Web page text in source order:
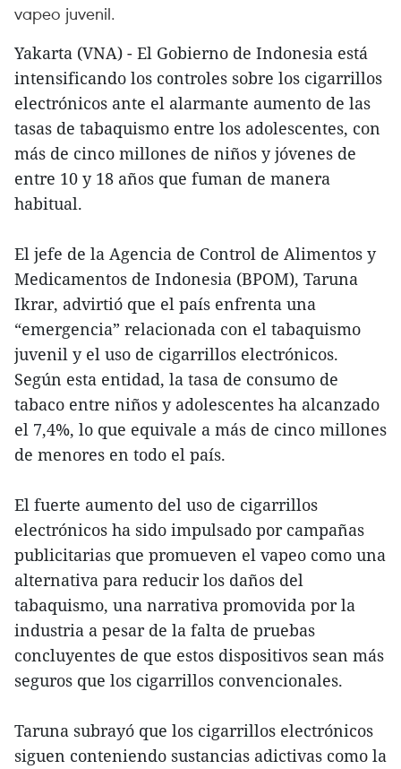
vapeo juvenil.
Yakarta (VNA) - El Gobierno de Indonesia está
intensificando los controles sobre los cigarrillos
electrónicos ante el alarmante aumento de las
tasas de tabaquismo entre los adolescentes, con
más de cinco millones de niños y jóvenes de
entre 10 y 18 años que fuman de manera
habitual.
El jefe de la Agencia de Control de Alimentos y
Medicamentos de Indonesia (BPOM), Taruna
Ikrar, advirtió que el país enfrenta una
“emergencia” relacionada con el tabaquismo
juvenil y el uso de cigarrillos electrónicos.
Según esta entidad, la tasa de consumo de
tabaco entre niños y adolescentes ha alcanzado
el 7,4%, lo que equivale a más de cinco millones
de menores en todo el país.
El fuerte aumento del uso de cigarrillos
electrónicos ha sido impulsado por campañas
publicitarias que promueven el vapeo como una
alternativa para reducir los daños del
tabaquismo, una narrativa promovida por la
industria a pesar de la falta de pruebas
concluyentes de que estos dispositivos sean más
seguros que los cigarrillos convencionales.
Taruna subrayó que los cigarrillos electrónicos
siguen conteniendo sustancias adictivas como la